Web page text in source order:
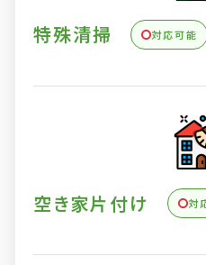
特殊清掃 対応可能
空き家片付け 対